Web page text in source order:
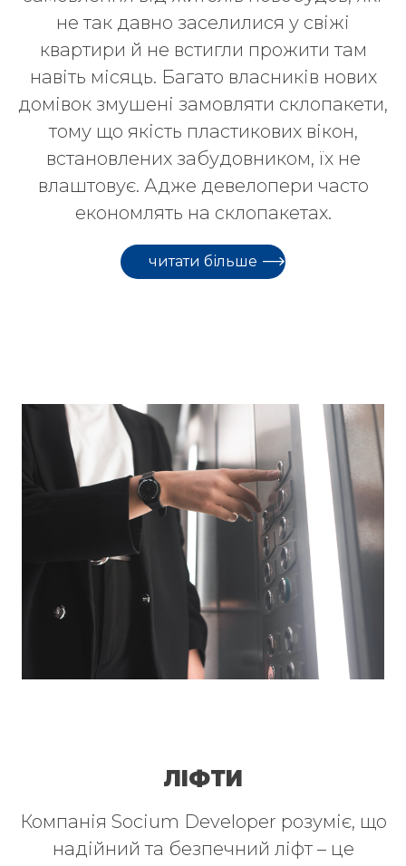
не так давно заселилися у свіжі
квартири й не встигли прожити там
навіть місяць. Багато власників нових
домівок змушені замовляти склопакети,
тому що якість пластикових вікон,
встановлених забудовником, їх не
влаштовує. Адже девелопери часто
економлять на склопакетах.
читати більше
ЛІФТИ
Компанія Socium Developer розуміє, що
надійний та безпечний ліфт – це